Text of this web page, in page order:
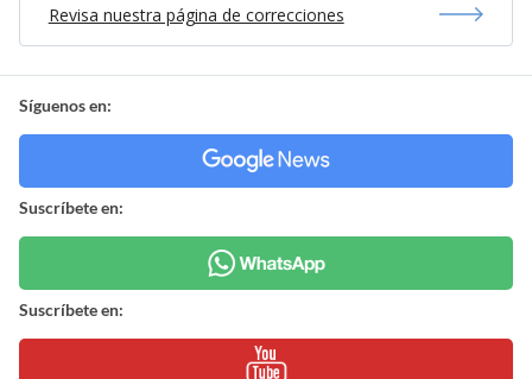
Revisa nuestra página de correcciones
Síguenos en:
Suscríbete en:
Suscríbete en: